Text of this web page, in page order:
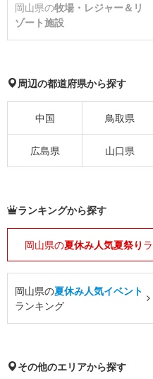
岡山県の牧場・レジャー＆リ
ゾート施設
周辺の都道府県から探す
中国 鳥取県
広島県 山口県
ランキングから探す
岡山県の夏休み人気夏祭り
岡山県の夏休み人気イベント
ランキング
その他のエリアから探す